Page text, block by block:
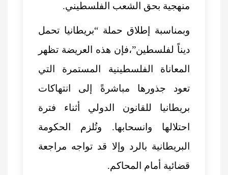
منهجية بحق الشعب الفلسطيني.
وبمناسبة إطلاق حملة “بريطانيا تحمل
ديناً لفلسطين”،فإن هذه العريضة تظهر
المعاناة الفلسطينية المستمرة التي
تعود جذورها مباشرةً إلى انتهاكات
بريطانيا للقانون الدولي أثناء فترة
احتلالها وانسحابها. وتُلزم الحكومة
البريطانية بالرد وإلا قد تواجه مراجعة
قضائية أمام المحاكم.